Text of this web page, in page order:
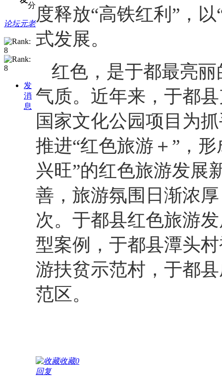
分
论坛元老
发
消
息
度释放“高铁红利”，
式发展。
红色，是于都最亮
气质。近年来，于都
国家文化公园项目为
推进“红色旅游＋”，
兴旺”的红色旅游发展
善，旅游氛围日渐浓
次。于都县红色旅游
型案例，于都县潭头
游扶贫示范村，于都
范区。
收藏0
回复